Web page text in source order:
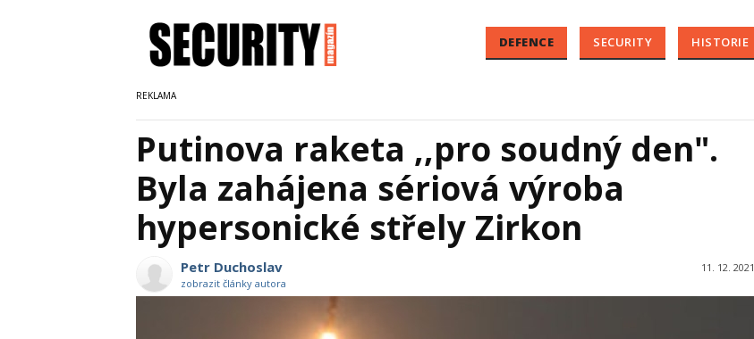
DEFENCE SECURITY HISTORIE
Putinova raketa ,,pro soudný den".
Byla zahájena sériová výroba
hypersonické střely Zirkon
Petr Duchoslav
zobrazit články autora
11. 12. 2021